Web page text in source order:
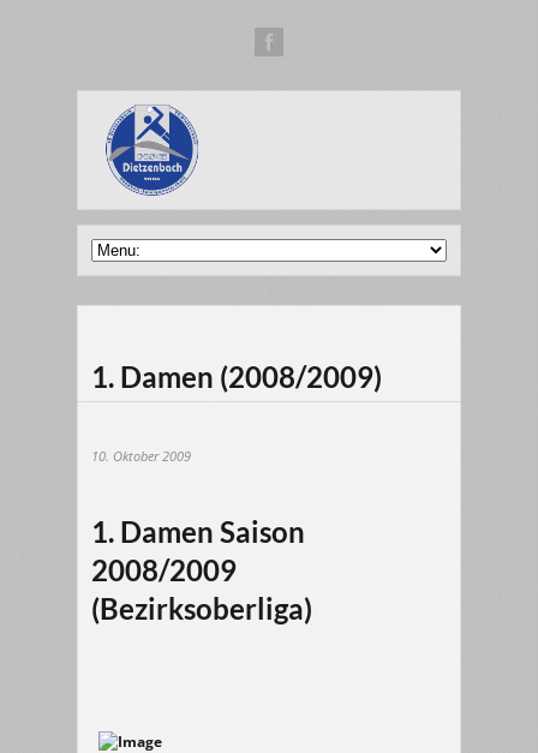
1. Damen (2008/2009)
10. Oktober 2009
1. Damen Saison
2008/2009
(Bezirksoberliga)